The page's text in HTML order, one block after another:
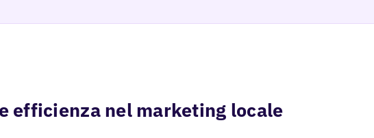
efficienza nel marketing locale